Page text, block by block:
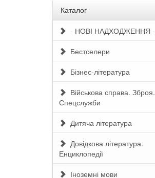
Каталог
- НОВІ НАДХОДЖЕННЯ -
Бестселери
Бізнес-література
Військова справа. Зброя.
Спецслужби
Дитяча література
Довідкова література.
Енциклопедії
Іноземні мови